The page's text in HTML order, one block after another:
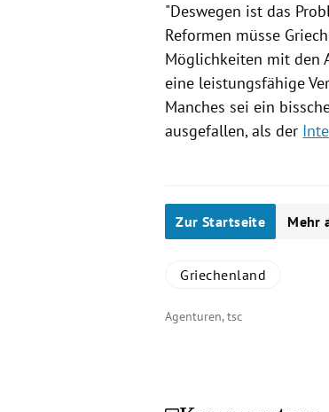
"Deswegen ist das
Reformen müsse
Möglichkeiten mit den
eine leistungsfähige
Manches sei ein
ausgefallen, als der
Zur Startseite Mehr
Griechenland
Agenturen, tsc